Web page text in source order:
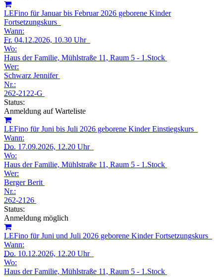
LEFino für Januar bis Februar 2026 geborene Kinder
Fortsetzungskurs
Wann:
Fr. 04.12.2026, 10.30 Uhr
Wo:
Haus der Familie, Mühlstraße 11, Raum 5 - 1.Stock
Wer:
Schwarz Jennifer
Nr.:
262-2122-G
Status:
Anmeldung auf Warteliste
LEFino für Juni bis Juli 2026 geborene Kinder Einstiegskurs
Wann:
Do. 17.09.2026, 12.20 Uhr
Wo:
Haus der Familie, Mühlstraße 11, Raum 5 - 1.Stock
Wer:
Berger Berit
Nr.:
262-2126
Status:
Anmeldung möglich
LEFino für Juni und Juli 2026 geborene Kinder Fortsetzungskurs
Wann:
Do. 10.12.2026, 12.20 Uhr
Wo:
Haus der Familie, Mühlstraße 11, Raum 5 - 1.Stock